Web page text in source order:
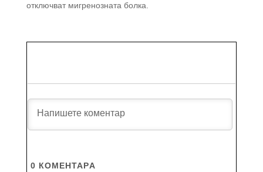
отключват мигренозната болка.
0 КОМЕНТАРA